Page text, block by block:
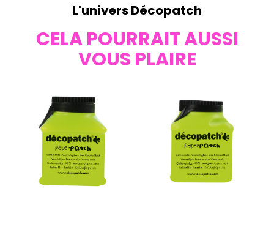
L'univers Décopatch
CELA POURRAIT AUSSI
VOUS PLAIRE